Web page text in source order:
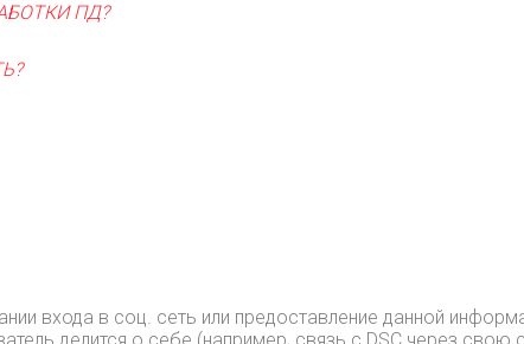
ПД?
входа в соц. сеть или предоставление данной